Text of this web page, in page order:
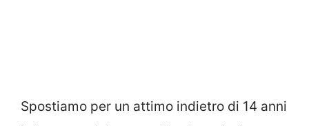
Spostiamo per un attimo indietro di 14 anni